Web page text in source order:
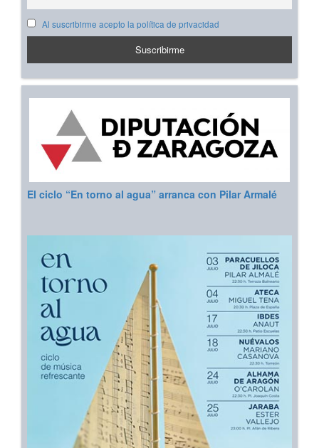
Al suscribirme acepto la política de privacidad
El ciclo “En torno al agua” arranca con Pilar Armalé